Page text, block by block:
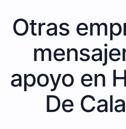
Otras
apoyo en
De